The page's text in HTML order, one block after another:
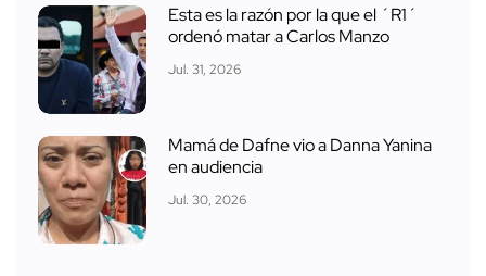
Esta es la razón por la que el ´R1´
ordenó matar a Carlos Manzo
Jul. 31, 2026
Mamá de Dafne vio a Danna Yanina
en audiencia
Jul. 30, 2026